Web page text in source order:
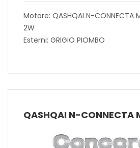
Motore: QASHQAI N-CONNECTA
2W
Esterni: GRIGIO PIOMBO